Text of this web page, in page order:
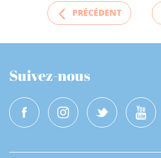
PRÉCÉDENT
Suivez-nous